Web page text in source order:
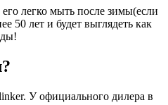
легко мыть после зимы(если
50 лет и будет выглядеть как
У официального дилера в